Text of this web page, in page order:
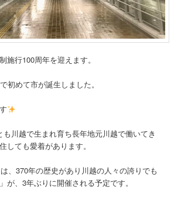
施行100周年を迎えます。
初めて市が誕生しました。
も川越で生まれ育ち長年地元川越で働いてき
しても愛着があります。
、370年の歴史があり川越の人々の誇りでも
が、3年ぶりに開催される予定です。